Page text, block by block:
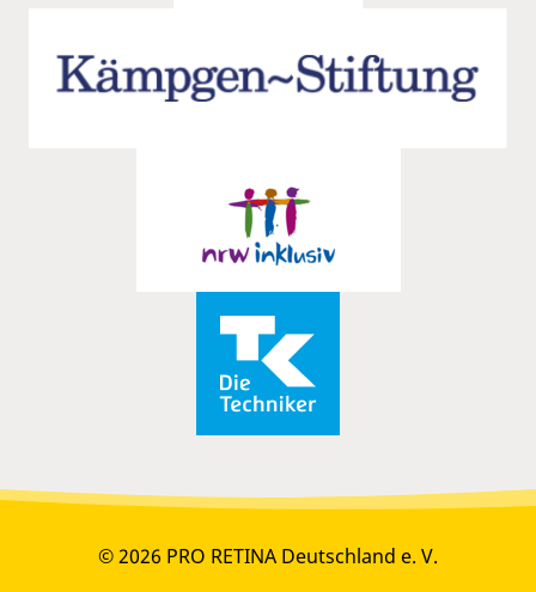
© 2026 PRO RETINA Deutschland e. V.